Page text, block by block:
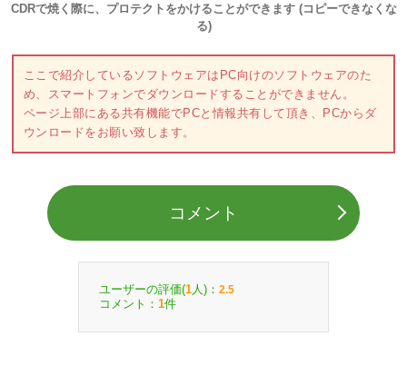
CDRで焼く際に、プロテクトをかけることができます (コピーできなくな
る)
ここで紹介しているソフトウェアはPC向けのソフトウェアのた
め、スマートフォンでダウンロードすることができません。
ページ上部にある共有機能でPCと情報共有して頂き、PCからダ
ウンロードをお願い致します。
コメント
ユーザーの評価(1 人)： 2.5
コメント： 1件